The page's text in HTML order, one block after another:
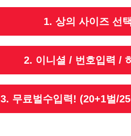
1. 상의 사이즈 선
2. 이니셜 / 번호입력 /
3. 무료벌수입력! (20+1벌/